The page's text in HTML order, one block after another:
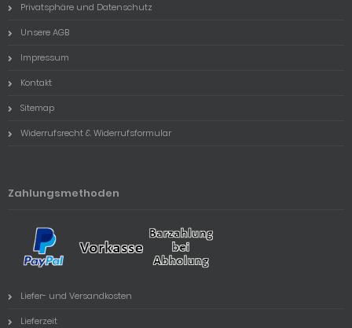
Privatsphäre und Datenschutz
Unsere AGB
Impressum
Kontakt
Sitemap
Widerrufsrecht & Widerrufsformular
Zahlungsmethoden
Liefer- und Versandkosten
Lieferzeit